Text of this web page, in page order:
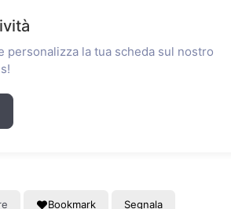
personalizza la tua scheda sul nostro
Bookmark Segnala